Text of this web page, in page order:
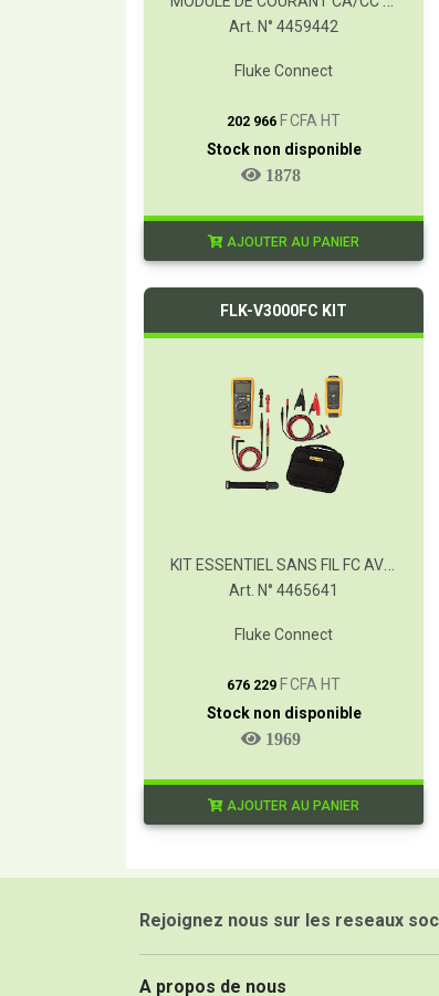
Art. N° 4459442
Fluke Connect
202 966 F CFA HT
Stock non disponible
1878
AJOUTER AU PANIER
FLK-V3000FC KIT
KIT ESSENTIEL SANS FIL FC AVEC V3000
Art. N° 4465641
Fluke Connect
676 229 F CFA HT
Stock non disponible
1969
AJOUTER AU PANIER
Rejoignez nous sur les reseaux
A propos de nous